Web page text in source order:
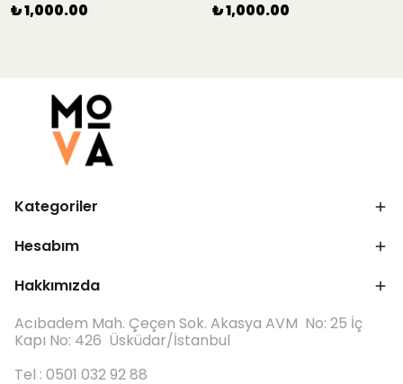
₺ 1,000.00 ₺ 1,000.00
Kategoriler
Hesabım
Hakkımızda
Acıbadem Mah. Çeçen Sok. Akasya AVM No: 25 İç
Kapı No: 426 Üsküdar/İstanbul
Tel : 0501 032 92 88